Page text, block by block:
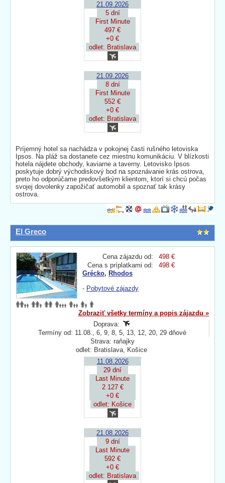
21.09.2026
5 dní
First Minute
497 €
+0 €
odlet: Bratislava
21.09.2026
8 dní
First Minute
552 €
+0 €
odlet: Bratislava
Príjemný hotel sa nachádza v pokojnej časti rušného letoviska
Ipsos. Na pláž sa dostanete cez miestnu komunikáciu. V blízkosti
hotela nájdete obchody, kaviarne a taverny. Letovisko Ipsos
poskytuje dobrý východiskový bod na spoznávanie krás ostrova,
preto ho odporúčame predovšetkým klientom, ktorí si chcú počas
svojej dovolenky zapožičať automobil a spoznať tak krásy
ostrova.
El Greco
Cena zájazdu od:
498 €
Cena s príplatkami od:
498 €
Grécko, Rhodos
- Pobytové zájazdy
Zobraziť všetky termíny a popis zájazdu »
Doprava:
Termíny od: 11.08., 6, 9, 8, 5, 13, 12, 20, 29 dňové
Strava: raňajky
odlet: Bratislava, Košice
11.08.2026
29 dní
Last Minute
2 127 €
+0 €
odlet: Košice
21.08.2026
9 dní
Last Minute
592 €
+0 €
odlet: Bratislava